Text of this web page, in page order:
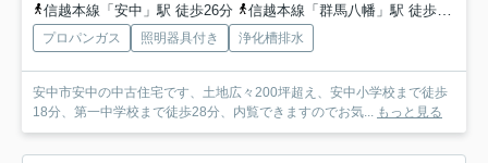
信越本線「安中」駅 徒歩26分
信越本線「群馬八幡」駅 徒歩79分
プロパンガス 照明器具付き 浄化槽排水
安中市安中の中古住宅です、土地広々200坪超え、安中小学校まで徒歩
18分、第一中学校まで徒歩28分、内覧できますのでお気...
もっと見る